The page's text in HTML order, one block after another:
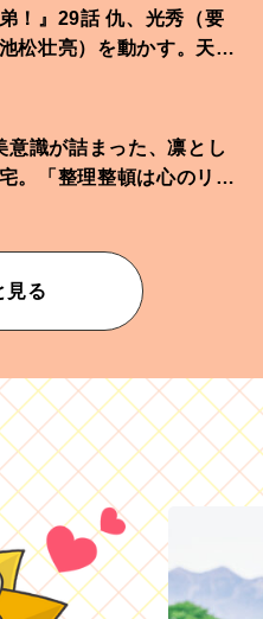
！』29話 仇、光秀（要
松壮亮）を動かす。天下
意識が詰まった、凛とし
。「整理整頓は心のリズ
見る